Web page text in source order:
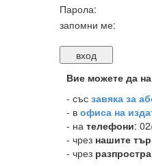
Парола:
запомни ме:
Вие можете да
- със завяка за
- в офиса на
- на телефони:
- чрез нашите
- чрез